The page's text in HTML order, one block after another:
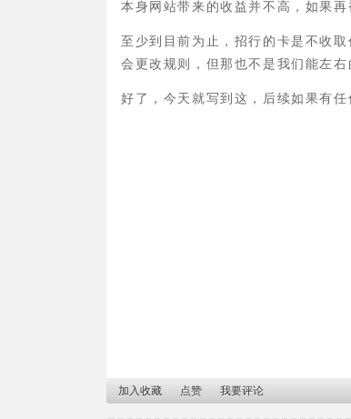
本身网站带来的收益并不高，如果
至少到目前为止，招行的卡是不收
会更改规则，但那也不是我们能左右
好了，今天就写到这，后续如果有
加入收藏 点赞 我要评论